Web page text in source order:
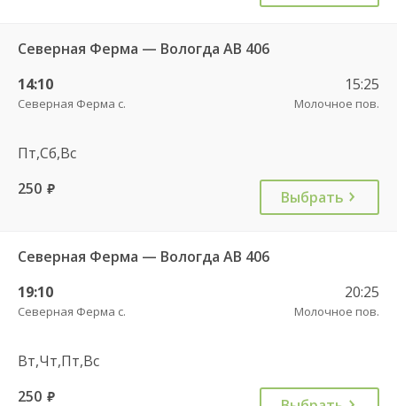
Северная Ферма — Вологда АВ 406
14:10
Северная Ферма с.
15:25
Молочное пов.
Пт,Сб,Вс
250 руб. Выбрать
Северная Ферма — Вологда АВ 406
19:10
Северная Ферма с.
20:25
Молочное пов.
Вт,Чт,Пт,Вс
250 руб.